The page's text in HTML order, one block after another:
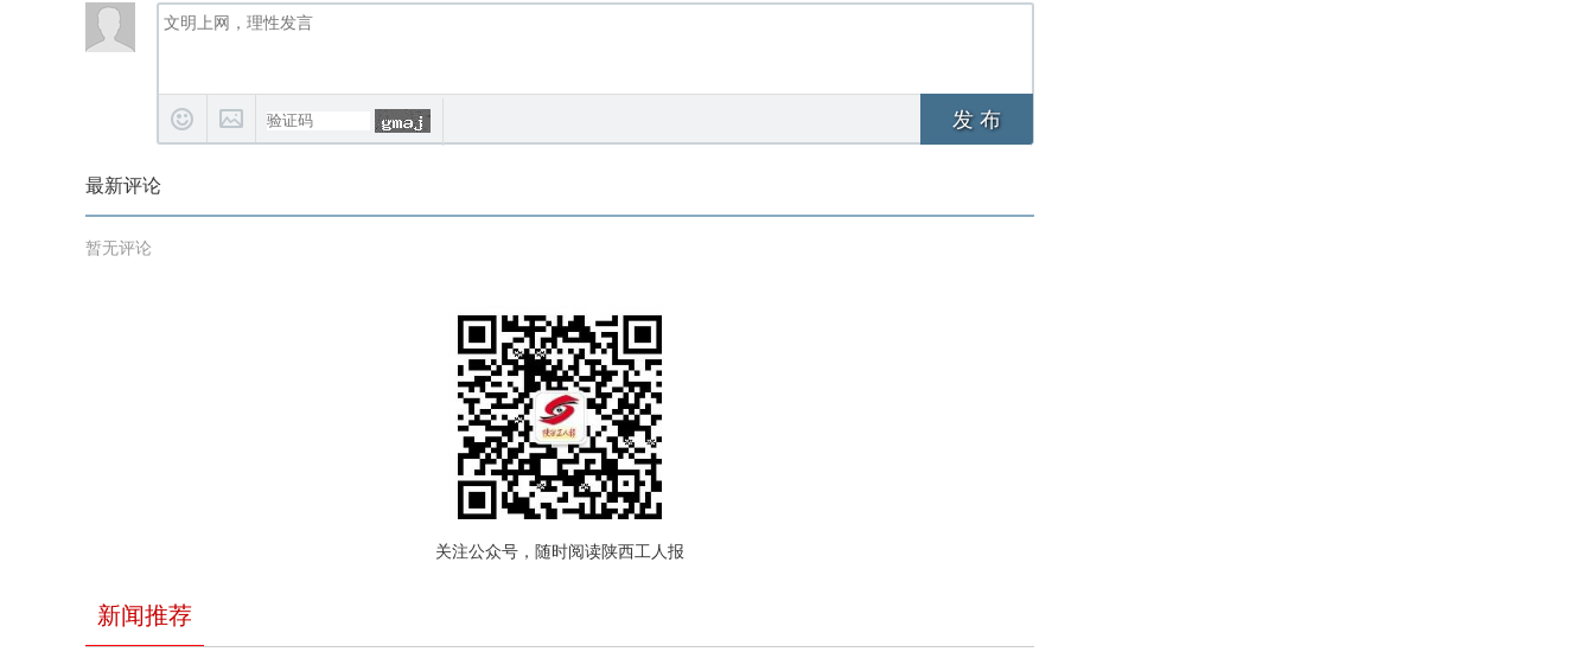
发 布
最新评论
暂无评论
关注公众号，随时阅读陕西工人报
新闻推荐